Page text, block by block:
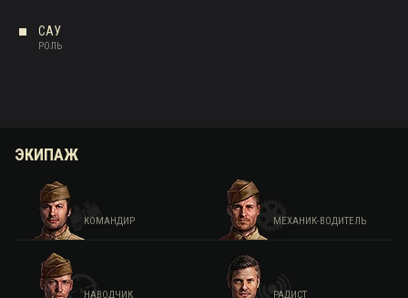
РОЛЬ
САУ
ЭКИПАЖ
КОМАНДИР МЕХАНИК-ВОДИТЕЛЬ
НАВОДЧИК РАДИСТ